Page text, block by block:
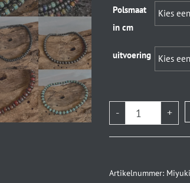
Polsmaat
in cm
uitvoering
- +
Artikelnummer: